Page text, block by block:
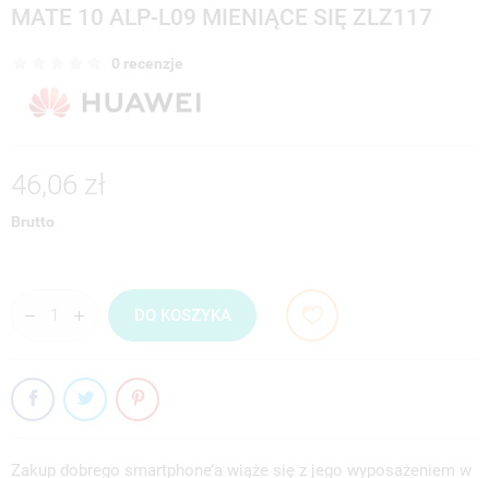
MATE 10 ALP-L09 MIENIĄCE SIĘ ZLZ117
0 recenzje
46,06 zł
Brutto
DO KOSZYKA
Zakup dobrego smartphone’a wiąże się z jego wyposażeniem w